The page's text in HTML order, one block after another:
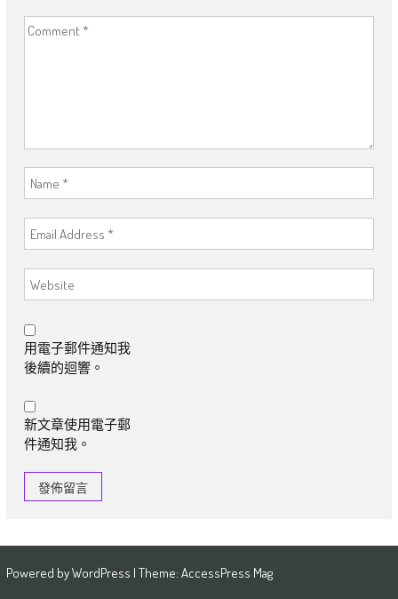
用電子郵件通知我
後續的迴響。
新文章使用電子郵
件通知我。
Powered byWordPress | Theme: AccessPress Mag